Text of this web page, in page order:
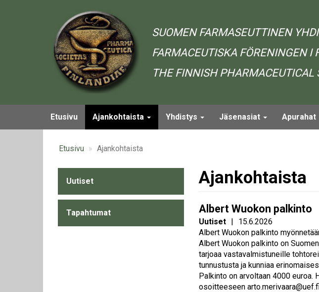
SUOMEN FARMASEUTTINEN
FARMACEUTISKA FÖRENINGEN I
THE FINNISH PHARMACEUTICAL
Main
Etusivu Ajankohtaista Yhdistys Jäsenasiat Apurahat
Etusivu Ajankohtaista
Alavalikko
-
Ajankohtaista
Uutiset
Tapahtumat
Ajankohtaista
Albert Wuokon palkinto
Uutiset |
15.6.2026
Albert Wuokon palkinto
Albert Wuokon palkinto on
tarjoaa vastavalmistuneille
tunnustusta ja kunniaa
Palkinto on arvoltaan 4000 euroa.
osoitteeseen